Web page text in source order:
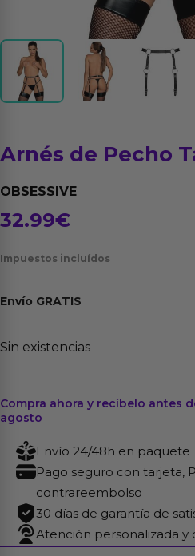
Arnés de Pecho
OBSESSIVE
32.99€
Impuestos incluídos
Envío GRATIS
Sin existencias
Compra ahora y recíbelo antes
agosto
Envío 24/48h en paquete
Pago seguro con tarjeta,
contrareembolso
30 días de garantía de
Atención personalizada y